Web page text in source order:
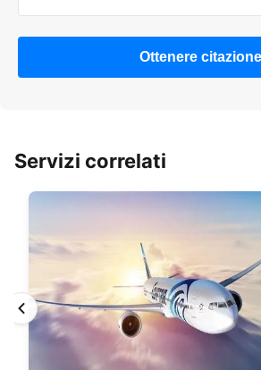
Ottenere citazione
Servizi correlati